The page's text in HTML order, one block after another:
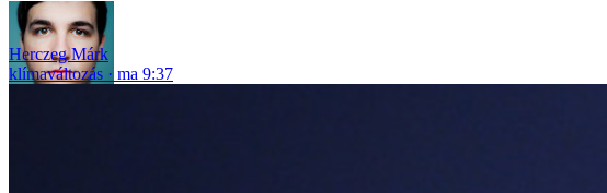
Herczeg Márk
klímaváltozás
ma 9:37